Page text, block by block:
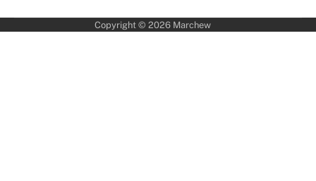
Copyright © 2026 Marchew